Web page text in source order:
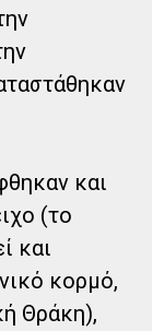
και
(το
και
κορμό,
Θράκη),